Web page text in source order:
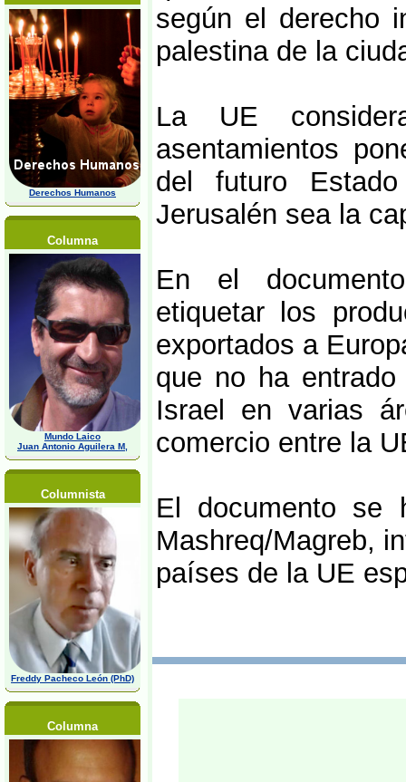
Derechos Humanos
Columna
Mundo Laico
Juan Antonio Aguilera M,
Columnista
Freddy Pacheco León (PhD)
Columna
según el derecho
palestina de la
La UE
asentamientos
del futuro
Jerusalén sea la
En el
etiquetar los
exportados a
que no ha
Israel en varias
comercio entre la
El documento se
Mashreq/Magreb,
países de la UE